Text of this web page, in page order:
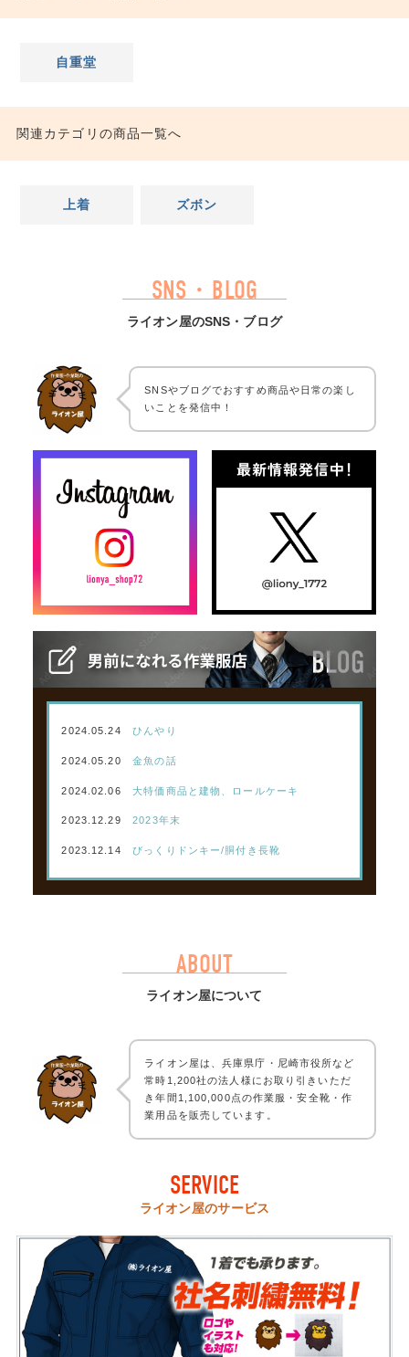
自重堂
関連カテゴリの商品一覧へ
上着 ズボン
SNS・BLOG
ライオン屋のSNS・ブログ
SNSやブログでおすすめ商品や日常の楽し
いことを発信中！
2024.05.24 ひんやり
2024.05.20 金魚の話
2024.02.06 大特価商品と建物、ロールケーキ
2023.12.29 2023年末
2023.12.14 びっくりドンキー/胴付き長靴
ABOUT
ライオン屋について
ライオン屋は、兵庫県庁・尼崎市役所など
常時1,200社の法人様にお取り引きいただ
き年間1,100,000点の作業服・安全靴・作
業用品を販売しています。
SERVICE
ライオン屋のサービス